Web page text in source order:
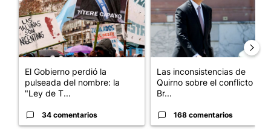
El Gobierno perdió la
pulseada del nombre: la
"Ley de T...
34 comentarios
Las inconsistencias de
Quirno sobre el conflicto con
Br...
168 comentarios